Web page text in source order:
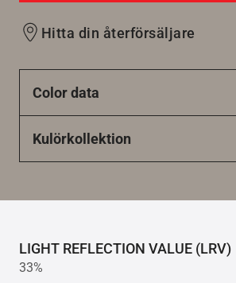
Hitta din återförsäljare
Color data
Kulörkollektion
LIGHT REFLECTION VALUE (LRV)
33%